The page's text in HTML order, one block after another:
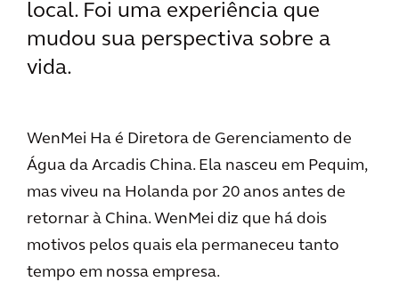
local. Foi uma experiência que
mudou sua perspectiva sobre a
vida.
WenMei Ha é Diretora de Gerenciamento de
Água da Arcadis China. Ela nasceu em Pequim,
mas viveu na Holanda por 20 anos antes de
retornar à China. WenMei diz que há dois
motivos pelos quais ela permaneceu tanto
tempo em nossa empresa.